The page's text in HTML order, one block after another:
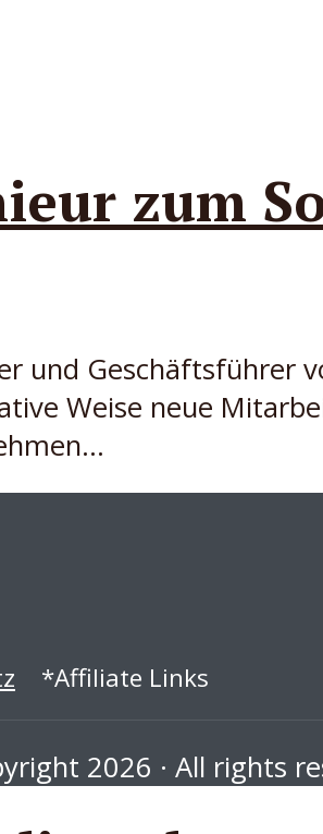
zum
und Geschäftsführer
Weise neue
*Affiliate Links
2026 · All rights